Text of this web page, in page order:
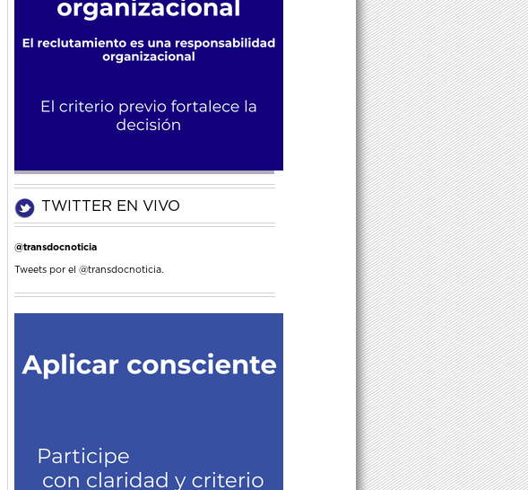
TWITTER EN VIVO
@transdocnoticia
Tweets por el @transdocnoticia.